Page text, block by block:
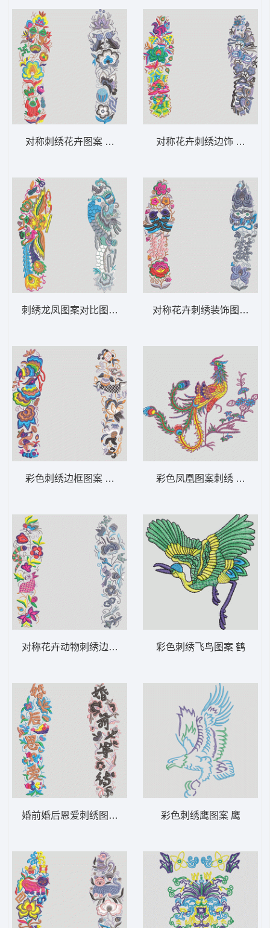
对称刺绣花卉图案 鞋垫
刺绣龙凤图案对比图 鞋垫
彩色刺绣边框图案 鞋垫
对称花卉动物刺绣边框 鞋垫
婚前婚后恩爱刺绣图案 鞋垫
对称花卉刺绣边饰 鞋垫
对称花卉刺绣装饰图案 鞋垫
彩色凤凰图案刺绣 凤凰
彩色刺绣飞鸟图案 鹤
彩色刺绣鹰图案 鹰